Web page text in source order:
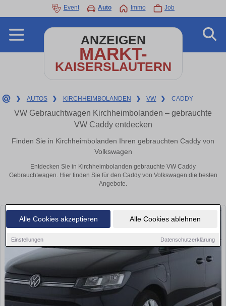
Alle Cookies akzeptieren Alle Cookies ablehnen
Einstellungen Datenschutzerklärung
Event Auto Immo Job
ANZEIGEN
MARKT-
KAISERSLAUTERN
❯ AUTOS ❯ KIRCHHEIMBOLANDEN ❯ VW ❯ CADDY
VW Gebrauchtwagen Kirchheimbolanden – gebrauchte
VW Caddy entdecken
Finden Sie in Kirchheimbolanden Ihren gebrauchten Caddy von
Volkswagen
Entdecken Sie in Kirchheimbolanden gebrauchte VW Caddy
Gebrauchtwagen. Hier finden Sie für den Caddy von Volkswagen die besten
Angebote.